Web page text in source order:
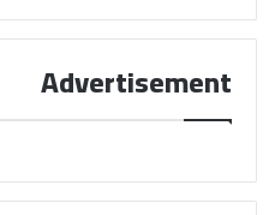
Advertisement